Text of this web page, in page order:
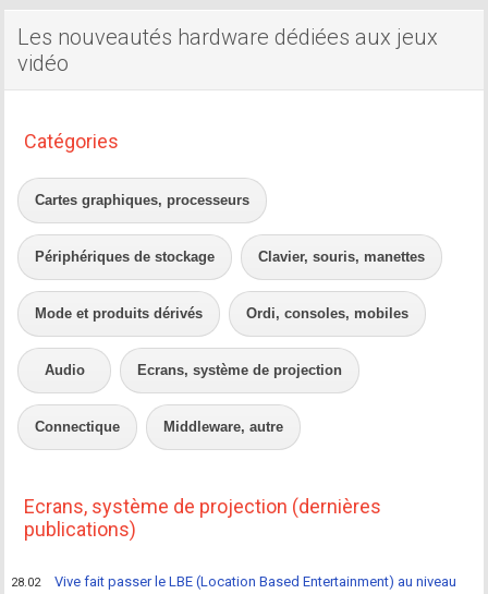
Les nouveautés hardware dédiées aux jeux
vidéo
Catégories
Cartes graphiques, processeurs
Périphériques de stockage Clavier, souris, manettes
Mode et produits dérivés Ordi, consoles, mobiles
Audio Ecrans, système de projection
Connectique Middleware, autre
Ecrans, système de projection (dernières
publications)
28.02
Vive fait passer le LBE (Location Based Entertainment) au niveau